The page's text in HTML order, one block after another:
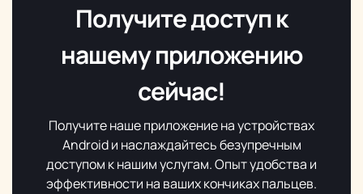
Получите доступ к
нашему приложению
сейчас!
Получите наше приложение на устройствах
Android и наслаждайтесь безупречным
доступом к нашим услугам. Опыт удобства и
эффективности на ваших кончиках пальцев.